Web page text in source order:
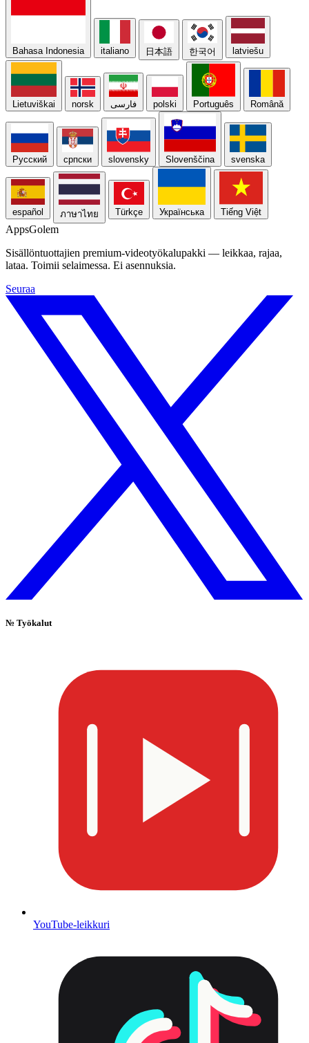
Bahasa Indonesia italiano 日本語 한국어 latviešu
Lietuviškai norsk فارسی polski Português Română
Русский српски slovensky Slovenščina svenska
español ภาษาไทย Türkçe Українська Tiếng Việt
AppsGolem
Sisällöntuottajien premium-videotyökalupakki — leikkaa, rajaa,
lataa. Toimii selaimessa. Ei asennuksia.
Seuraa
№ Työkalut
YouTube-leikkuri